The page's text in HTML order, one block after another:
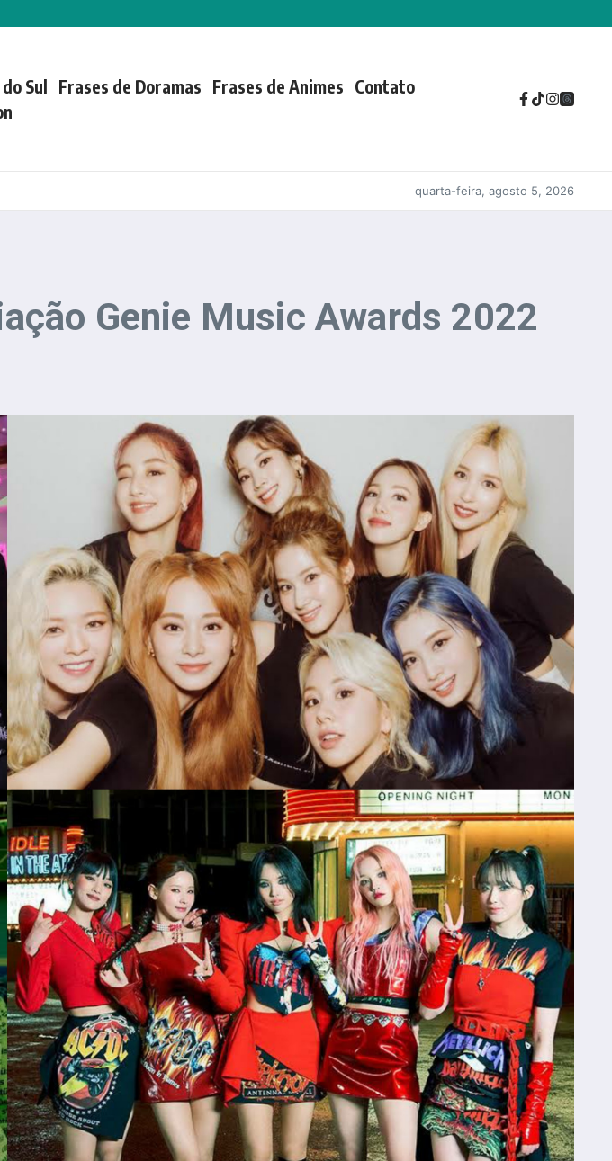
Sul Frases de Doramas Frases de Animes Contato
quarta-feira, agosto 5, 2026
Genie Music Awards 2022